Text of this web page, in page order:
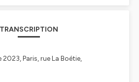
TRANSCRIPTION
Paris, rue La Boétie,